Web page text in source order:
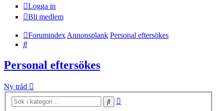
Logga in
Bli medlem
Forumindex Annonsplank Personal eftersökes
Sök
Personal eftersökes
Ny tråd
Sök